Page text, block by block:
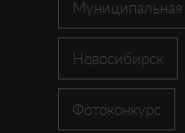
Новосибирск
Фотоконкурс